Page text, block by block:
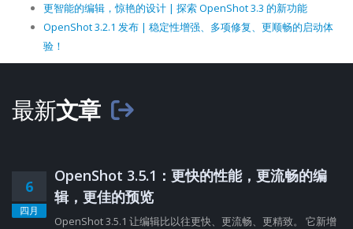
更智能的编辑，惊艳的设计 | 探索 OpenShot 3.3 的新功能
OpenShot 3.2.1 发布 | 稳定性增强、多项修复、更顺畅的启动体
验！
最新文章
6
四月
OpenShot 3.5.1：更快的性能，更流畅的编
辑，更佳的预览
OpenShot 3.5.1 让编辑比以往更快、更流畅、更精致。 它新增